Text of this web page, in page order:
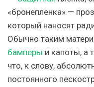
«бронепленка» —
который наносят
Обычно таким
бамперы и капоты, а
что, к слову,
постоянного